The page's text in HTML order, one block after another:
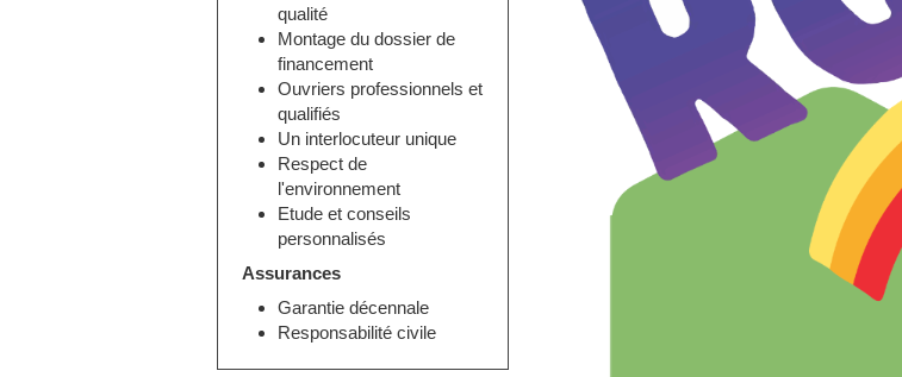
qualité
Montage du dossier de
financement
Ouvriers professionnels et
qualifiés
Un interlocuteur unique
Respect de
l'environnement
Etude et conseils
personnalisés
Assurances
Garantie décennale
Responsabilité civile